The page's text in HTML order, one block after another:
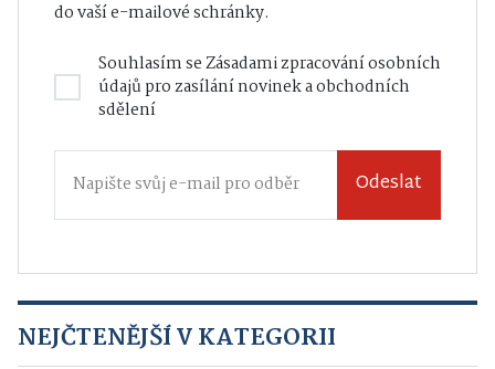
do vaší e-mailové schránky.
Souhlasím se Zásadami zpracování osobních
údajů pro zasílání novinek a obchodních
sdělení
Odeslat
NEJČTENĚJŠÍ V KATEGORII